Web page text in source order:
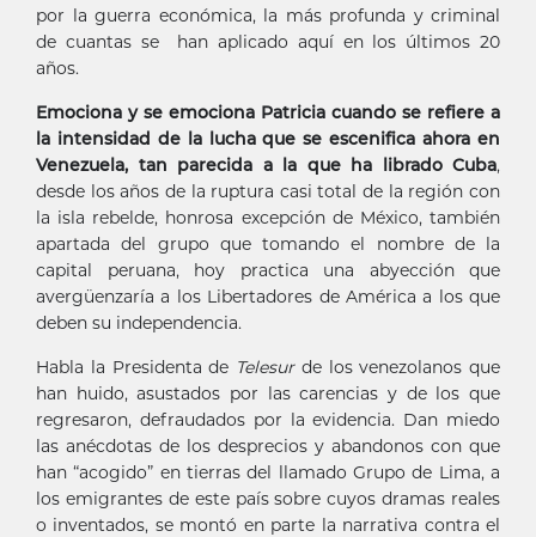
por la guerra económica, la más profunda y criminal
de cuantas se han aplicado aquí en los últimos 20
años.
Emociona y se emociona Patricia cuando se refiere a
la intensidad de la lucha que se escenifica ahora en
Venezuela, tan parecida a la que ha librado Cuba,
desde los años de la ruptura casi total de la región con
la isla rebelde, honrosa excepción de México, también
apartada del grupo que tomando el nombre de la
capital peruana, hoy practica una abyección que
avergüenzaría a los Libertadores de América a los que
deben su independencia.
Habla la Presidenta de Telesurde los venezolanos que
han huido, asustados por las carencias y de los que
regresaron, defraudados por la evidencia. Dan miedo
las anécdotas de los desprecios y abandonos con que
han “acogido” en tierras del llamado Grupo de Lima, a
los emigrantes de este país sobre cuyos dramas reales
o inventados, se montó en parte la narrativa contra el